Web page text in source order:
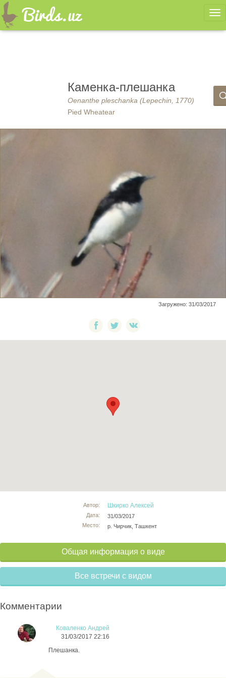
Каменка-плешанка
Oenanthe pleschanka (Lepechin, 1770)
Pied Wheatear
Загружено: 31/03/2017
Автор:
Дата:
Место:
Шкирко Алексей
31/03/2017
р. Чирчик, Ташкент
Общая информация о виде
Все встречи с видом
Комментарии
Коваленко Андрей
31/03/2017 22:16
Плешанка.